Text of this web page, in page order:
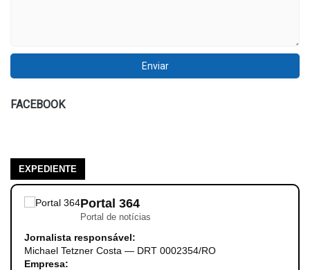
FACEBOOK
EXPEDIENTE
Portal 364
Portal de notícias
Jornalista responsável:
Michael Tetzner Costa — DRT 0002354/RO
Empresa: